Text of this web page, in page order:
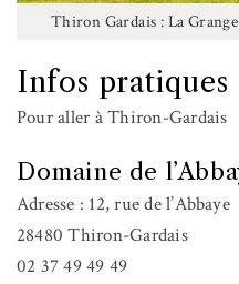
Thiron Gardais : La
Infos pratiques
Pour aller à Thiron-Gardais
Domaine de
Adresse : 12, rue de l’Abbaye
28480 Thiron-Gardais
02 37 49 49 49